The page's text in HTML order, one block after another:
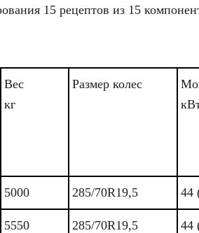
15 рецептов из 15
Вес
кг
Размер колес
5000 285/70R19,5 44
5550 285/70R19,5 44